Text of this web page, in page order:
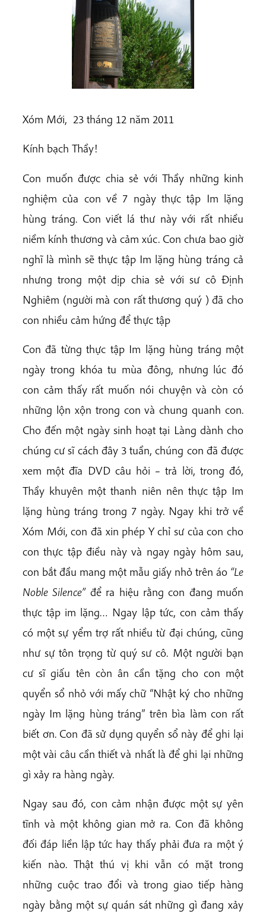
Xóm Mới, 23 tháng 12 năm 2011
Kính bạch Thầy!
Con muốn được chia sẻ với Thầy những kinh
nghiệm của con về 7 ngày thực tập Im lặng
hùng tráng. Con viết lá thư này với rất nhiều
niềm kính thương và cảm xúc. Con chưa bao giờ
nghĩ là mình sẽ thực tập Im lặng hùng tráng cả
nhưng trong một dịp chia sẻ với sư cô Định
Nghiêm (người mà con rất thương quý ) đã cho
con nhiều cảm hứng để thực tập
Con đã từng thực tập Im lặng hùng tráng một
ngày trong khóa tu mùa đông, nhưng lúc đó
con cảm thấy rất muốn nói chuyện và còn có
những lộn xộn trong con và chung quanh con.
Cho đến một ngày sinh hoạt tại Làng dành cho
chúng cư sĩ cách đây 3 tuần, chúng con đã được
xem một đĩa DVD câu hỏi – trả lời, trong đó,
Thầy khuyên một thanh niên nên thực tập Im
lặng hùng tráng trong 7 ngày. Ngay khi trở về
Xóm Mới, con đã xin phép Y chỉ sư của con cho
con thực tập điều này và ngay ngày hôm sau,
con bắt đầu mang một mẫu giấy nhỏ trên áo “Le
Noble Silence”để ra hiệu rằng con đang muốn
thực tập im lặng… Ngay lập tức, con cảm thấy
có một sự yểm trợ rất nhiều từ đại chúng, cũng
như sự tôn trọng từ quý sư cô. Một người bạn
cư sĩ giấu tên còn ân cần tặng cho con một
quyển sổ nhỏ với mấy chữ “Nhật ký cho những
ngày Im lặng hùng tráng” trên bìa làm con rất
biết ơn. Con đã sử dụng quyển sổ này để ghi lại
một vài câu cần thiết và nhất là để ghi lại những
gì xảy ra hàng ngày.
Ngay sau đó, con cảm nhận được một sự yên
tĩnh và một không gian mở ra. Con đã không
đối đáp liền lập tức hay thấy phải đưa ra một ý
kiến nào. Thật thú vị khi vẫn có mặt trong
những cuộc trao đổi và trong giao tiếp hàng
ngày bằng một sự quán sát những gì đang xảy